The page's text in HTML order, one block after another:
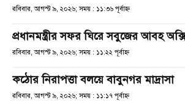
রবিবার, আগস্ট ৯, ২০২৬; সময় : ১১:৩৬ পূর্বাহ্ণ
প্রধানমন্ত্রীর সফর ঘিরে সবুজের আবহ
রবিবার, আগস্ট ৯, ২০২৬; সময় : ১১:২২ পূর্বাহ্ণ
কঠোর নিরাপত্তা বলয়ে বাবুনগর মাদ্রাসা
রবিবার, আগস্ট ৯, ২০২৬; সময় : ১১:১৭ পূর্বাহ্ণ